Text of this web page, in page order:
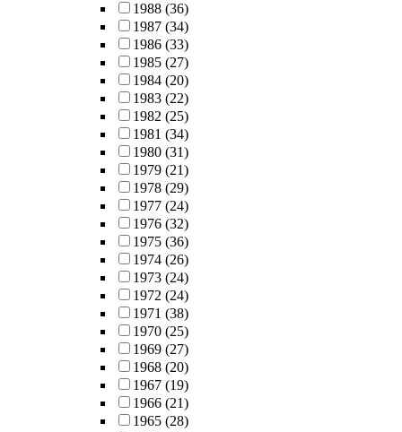
1988 (36)
1987 (34)
1986 (33)
1985 (27)
1984 (20)
1983 (22)
1982 (25)
1981 (34)
1980 (31)
1979 (21)
1978 (29)
1977 (24)
1976 (32)
1975 (36)
1974 (26)
1973 (24)
1972 (24)
1971 (38)
1970 (25)
1969 (27)
1968 (20)
1967 (19)
1966 (21)
1965 (28)